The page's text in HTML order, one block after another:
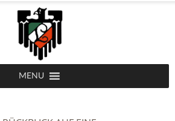
MENU